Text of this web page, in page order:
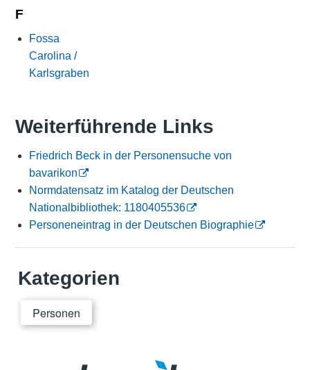
F
Fossa
Carolina /
Karlsgraben
Weiterführende Links
Friedrich Beck in der Personensuche von
bavarikon
Normdatensatz im Katalog der Deutschen
Nationalbibliothek: 1180405536
Personeneintrag in der Deutschen Biographie
Kategorien
Personen